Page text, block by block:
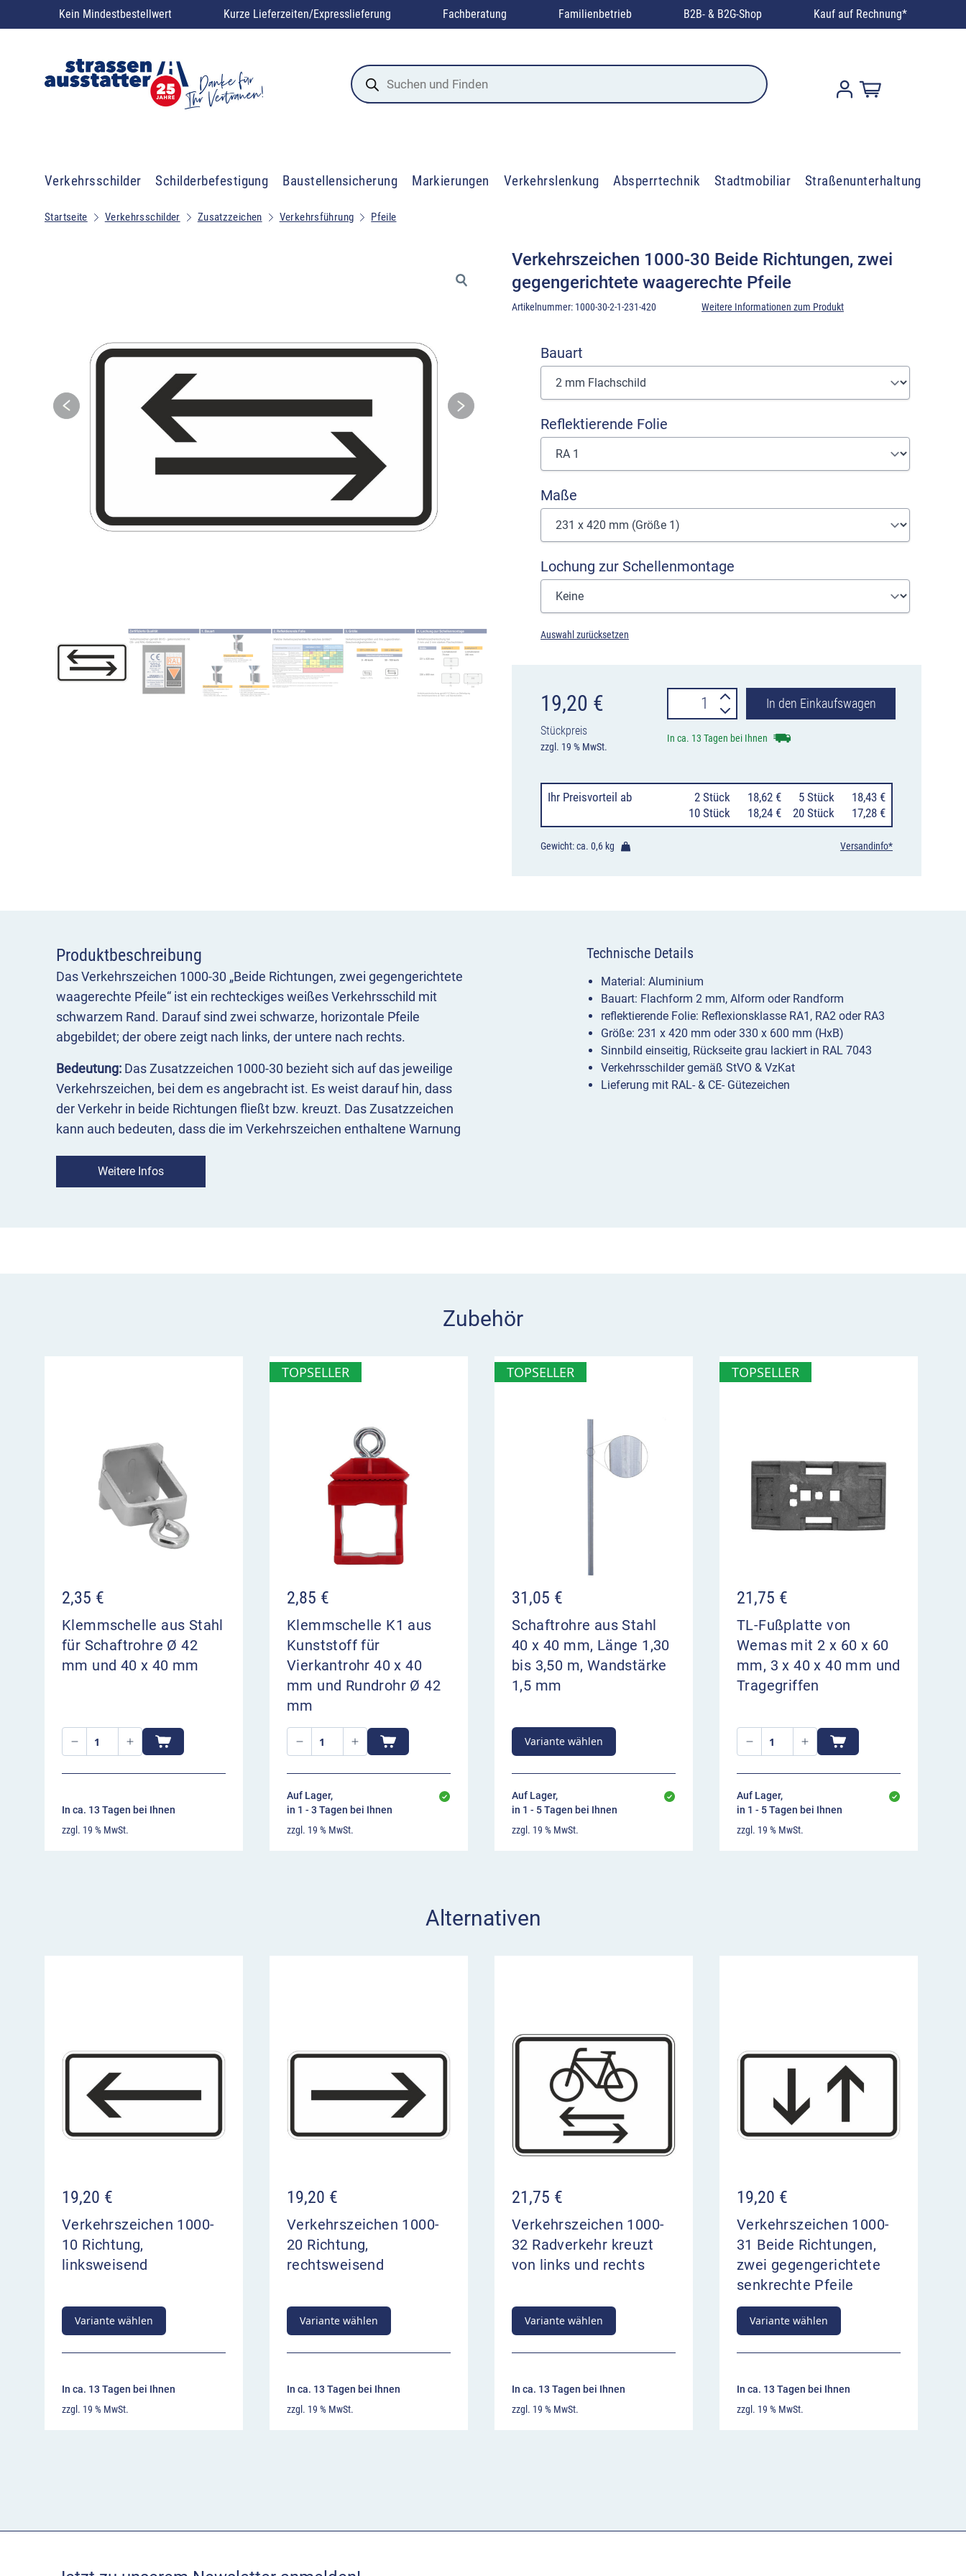
Kein Mindestbestellwert Kurze Lieferzeiten/Expresslieferung Fachberatung Familienbetrieb B2B- & B2G-Shop Kauf auf Rechnung*
Products
search
Verkehrsschilder Schilderbefestigung Baustellensicherung Markierungen Verkehrslenkung Absperrtechnik Stadtmobiliar Straßenunterhaltung
Startseite Verkehrsschilder Zusatzzeichen Verkehrsführung Pfeile
Verkehrszeichen 1000-30 Beide Richtungen, zwei
gegengerichtete waagerechte Pfeile
Artikelnummer: 1000-30-2-1-231-420 Weitere Informationen zum Produkt
Bauart
Reflektierende Folie
Maße
Lochung zur Schellenmontage
Auswahl zurücksetzen
19,20 €
Stückpreis
zzgl. 19 % MwSt.
Verkehrszeichen
1000-
Beide
Richtungen,
zwei
In den Einkaufswagen
In ca. 13 Tagen bei Ihnen
Ihr Preisvorteil ab 2 Stück 18,62 € 5 Stück
18,43 €
10 Stück
18,24 € 20 Stück 17,28 €
Gewicht: ca. 0,6 kg Versandinfo*
Produktbeschreibung
Das Verkehrszeichen 1000-30 „Beide Richtungen, zwei gegengerichtete
waagerechte Pfeile“ ist ein rechteckiges weißes Verkehrsschild mit
schwarzem Rand. Darauf sind zwei schwarze, horizontale Pfeile
abgebildet; der obere zeigt nach links, der untere nach rechts.
Bedeutung: Das Zusatzzeichen 1000-30 bezieht sich auf das jeweilige
Verkehrszeichen, bei dem es angebracht ist. Es weist darauf hin, dass
der Verkehr in beide Richtungen fließt bzw. kreuzt. Das Zusatzzeichen
kann auch bedeuten, dass die im Verkehrszeichen enthaltene Warnung
Verkehr verläuft bzw. kreuzt in beiden Richtungen
das zugehörige Verkehrszeichen gilt für beide Richtungen
Weitere Infos
Technische Details
Material: Aluminium
Bauart: Flachform 2 mm, Alform oder Randform
reflektierende Folie: Reflexionsklasse RA1, RA2 oder RA3
Größe: 231 x 420 mm oder 330 x 600 mm (HxB)
Sinnbild einseitig, Rückseite grau lackiert in RAL 7043
Verkehrsschilder gemäß StVO & VzKat
Lieferung mit RAL- & CE- Gütezeichen
Zubehör
2,35 €
Klemmschelle aus Stahl
für Schaftrohre Ø 42
mm und 40 x 40 mm
In ca. 13 Tagen bei Ihnen
zzgl. 19 % MwSt.
TOPSELLER
2,85 €
Klemmschelle K1 aus
Kunststoff für
Vierkantrohr 40 x 40
mm und Rundrohr Ø 42
mm
Auf Lager,
in 1 - 3 Tagen bei Ihnen
zzgl. 19 % MwSt.
TOPSELLER
31,05 €
Schaftrohre aus Stahl
40 x 40 mm, Länge 1,30
bis 3,50 m, Wandstärke
1,5 mm
Variante wählen
Auf Lager,
in 1 - 5 Tagen bei Ihnen
zzgl. 19 % MwSt.
TOPSELLER
21,75 €
TL-Fußplatte von
Wemas mit 2 x 60 x 60
mm, 3 x 40 x 40 mm und
Tragegriffen
Auf Lager,
in 1 - 5 Tagen bei Ihnen
zzgl. 19 % MwSt.
Alternativen
19,20 €
Verkehrszeichen 1000-
10 Richtung,
linksweisend
Variante wählen
In ca. 13 Tagen bei Ihnen
zzgl. 19 % MwSt.
19,20 €
Verkehrszeichen 1000-
20 Richtung,
rechtsweisend
Variante wählen
In ca. 13 Tagen bei Ihnen
zzgl. 19 % MwSt.
21,75 €
Verkehrszeichen 1000-
32 Radverkehr kreuzt
von links und rechts
Variante wählen
In ca. 13 Tagen bei Ihnen
zzgl. 19 % MwSt.
19,20 €
Verkehrszeichen 1000-
31 Beide Richtungen,
zwei gegengerichtete
senkrechte Pfeile
Variante wählen
In ca. 13 Tagen bei Ihnen
zzgl. 19 % MwSt.